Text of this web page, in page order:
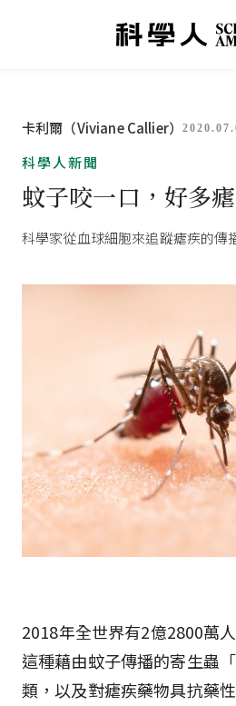
卡利爾（Viviane Callier）
科學人新聞
蚊子咬一口，好多
科學家從血球細胞來追蹤瘧疾的傳
2018年全世界有2億2800萬
這種藉由蚊子傳播的寄生蟲
類，以及對瘧疾藥物具抗藥